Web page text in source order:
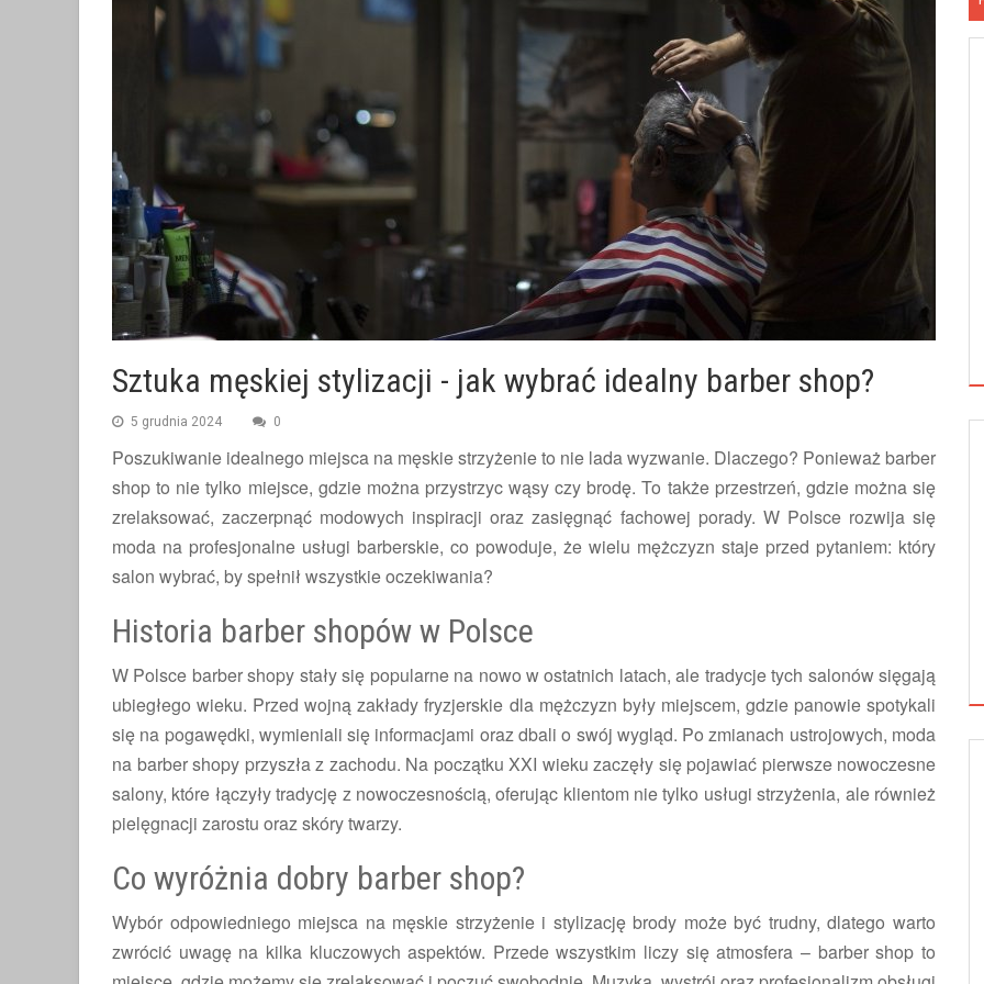
Sztuka męskiej stylizacji - jak wybrać idealny barber shop?
5 grudnia 2024 0
Poszukiwanie idealnego miejsca na męskie strzyżenie to nie lada wyzwanie. Dlaczego? Ponieważ barber
shop to nie tylko miejsce, gdzie można przystrzyc wąsy czy brodę. To także przestrzeń, gdzie można się
zrelaksować, zaczerpnąć modowych inspiracji oraz zasięgnąć fachowej porady. W Polsce rozwija się
moda na profesjonalne usługi barberskie, co powoduje, że wielu mężczyzn staje przed pytaniem: który
salon wybrać, by spełnił wszystkie oczekiwania?
Historia barber shopów w Polsce
W Polsce barber shopy stały się popularne na nowo w ostatnich latach, ale tradycje tych salonów sięgają
ubiegłego wieku. Przed wojną zakłady fryzjerskie dla mężczyzn były miejscem, gdzie panowie spotykali
się na pogawędki, wymieniali się informacjami oraz dbali o swój wygląd. Po zmianach ustrojowych, moda
na barber shopy przyszła z zachodu. Na początku XXI wieku zaczęły się pojawiać pierwsze nowoczesne
salony, które łączyły tradycję z nowoczesnością, oferując klientom nie tylko usługi strzyżenia, ale również
pielęgnacji zarostu oraz skóry twarzy.
Co wyróżnia dobry barber shop?
Wybór odpowiedniego miejsca na męskie strzyżenie i stylizację brody może być trudny, dlatego warto
zwrócić uwagę na kilka kluczowych aspektów. Przede wszystkim liczy się atmosfera – barber shop to